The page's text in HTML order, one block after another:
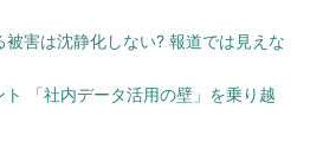
害は沈静化しない? 報道では見えな
「社内データ活用の壁」を乗り越